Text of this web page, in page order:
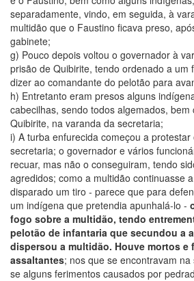
separadamente, vindo, em seguida, à
multidão que o Faustino ficava preso,
gabinete;
g) Pouco depois voltou o governador à
prisão de Quibirite, tendo ordenado a um
dizer ao comandante do pelotão para
h) Entretanto eram presos alguns
cabecilhas, sendo todos algemados,
Quibirite, na varanda da secretaria;
i) A turba enfurecida começou a
secretaria; o governador e vários
recuar, mas não o conseguiram, tendo
agredidos; como a multidão continuasse
disparado um tiro - parece que para
um indígena que pretendia apunhalá-lo -
fogo sobre a multidão, tendo
pelotão de infantaria que secundou a
dispersou a multidão. Houve mortos e
assaltantes; nos que se encontravam
se alguns ferimentos causados por